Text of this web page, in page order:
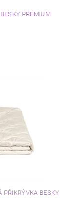
PREMIUM
PŘIKRÝVKA BESKY